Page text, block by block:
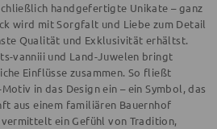
handgefertigte Unikate – ganz
wird mit Sorgfalt und Liebe zum Detail
Qualität und Exklusivität erhältst.
vanniii und Land-Juwelen bringt
Einflüsse zusammen. So fließt
in das Design ein – ein Symbol, das
aus einem familiären Bauernhof
ein Gefühl von Tradition,